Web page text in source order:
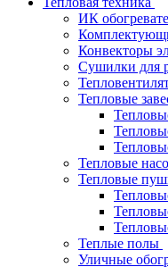
ИК
Конвекторы
Сушилки для
Тепловые
Тепловые
Тепловые
Теплые полы
Уличные